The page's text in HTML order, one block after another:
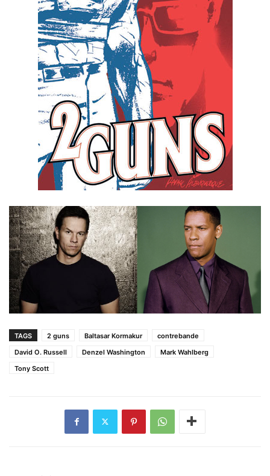
TAGS 2 guns Baltasar Kormakur
contrebande
David O. Russell
Denzel Washington
Mark Wahlberg
Tony Scott